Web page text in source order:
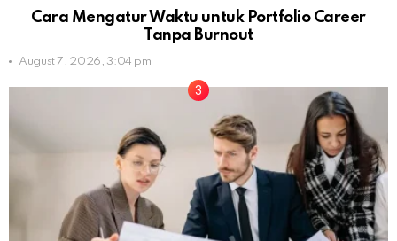
Cara Mengatur Waktu untuk Portfolio Career
Tanpa Burnout
August 7, 2026, 3:04 pm